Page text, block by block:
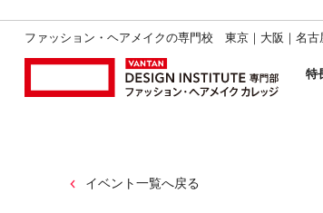
ファッション・ヘアメイクの専門校 東京｜大阪｜名古
特
イベント一覧へ戻る